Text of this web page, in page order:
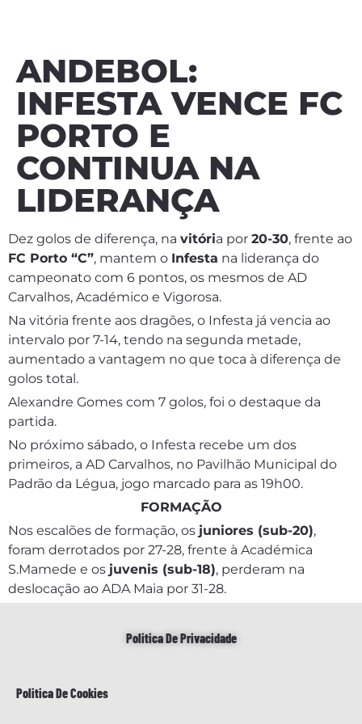
ANDEBOL:
INFESTA VENCE FC
PORTO E
CONTINUA NA
LIDERANÇA
Dez golos de diferença, na vitória por 20-30, frente ao
FC Porto “C”, mantem o Infesta na liderança do
campeonato com 6 pontos, os mesmos de AD
Carvalhos, Académico e Vigorosa.
Na vitória frente aos dragões, o Infesta já vencia ao
intervalo por 7-14, tendo na segunda metade,
aumentado a vantagem no que toca à diferença de
golos total.
Alexandre Gomes com 7 golos, foi o destaque da
partida.
No próximo sábado, o Infesta recebe um dos
primeiros, a AD Carvalhos, no Pavilhão Municipal do
Padrão da Légua, jogo marcado para as 19h00.
FORMAÇÃO
Nos escalões de formação, os juniores (sub-20),
foram derrotados por 27-28, frente à Académica
S.Mamede e os juvenis (sub-18), perderam na
deslocação ao ADA Maia por 31-28.
Politica De Privacidade
Politica De Cookies